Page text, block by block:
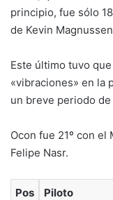
principio, fue sólo
de Kevin
Este último tuvo
«vibraciones» en la
un breve periodo
Ocon fue 21º con
Felipe Nasr.
Pos Piloto